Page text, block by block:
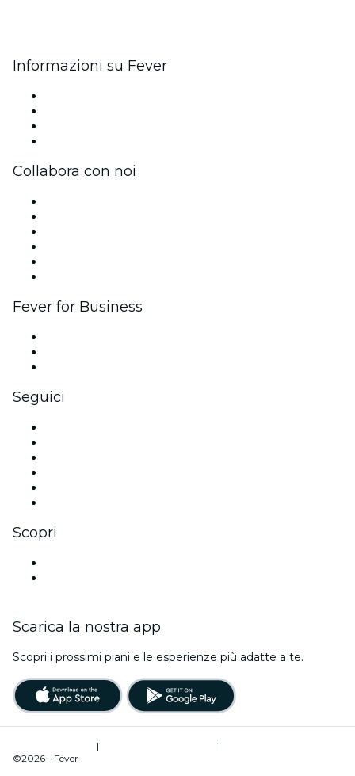
Informazioni su Fever
Collabora con noi
Fever for Business
Seguici
Scopri
Scarica la nostra app
Scopri i prossimi piani e le esperienze più adatte a te.
| |
©2026 - Fever